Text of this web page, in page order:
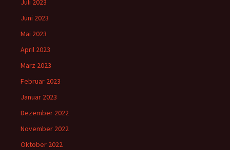
Juli 2023
Juni 2023
Mai 2023
April 2023
März 2023
Februar 2023
Januar 2023
Dezember 2022
November 2022
Oktober 2022